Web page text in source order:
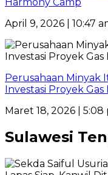
April 9, 2026 | 10:47
Perusahaan Minyak
Investasi Proyek
Maret 18, 2026 | 5:08
Sulawesi